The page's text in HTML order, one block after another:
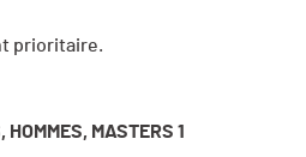
prioritaire.
MASTERS 1